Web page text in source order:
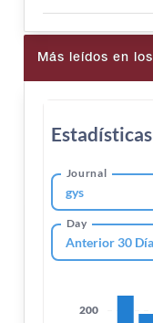
Más leídos en